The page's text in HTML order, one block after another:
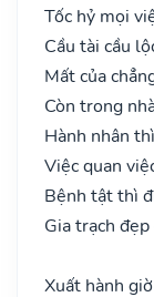
Tốc hỷ mọi
Cầu tài cầu
Mất của
Còn trong
Hành nhân
Việc quan
Bệnh tật thì
Gia trạch
Xuất hành